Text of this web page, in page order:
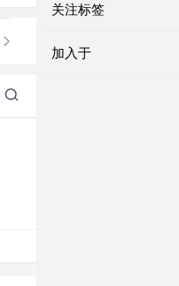
关注标签
加入于